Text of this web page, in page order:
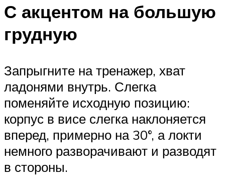
С акцентом на большую
грудную
Запрыгните на тренажер, хват
ладонями внутрь. Слегка
поменяйте исходную позицию:
корпус в висе слегка наклоняется
вперед, примерно на 30°, а локти
немного разворачивают и разводят
в стороны.